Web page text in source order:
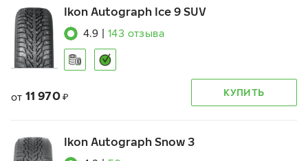
Ikon Autograph Ice 9 SUV
4.9 143 отзыва
от 11 970 ₽ КУПИТЬ
Ikon Autograph Snow 3